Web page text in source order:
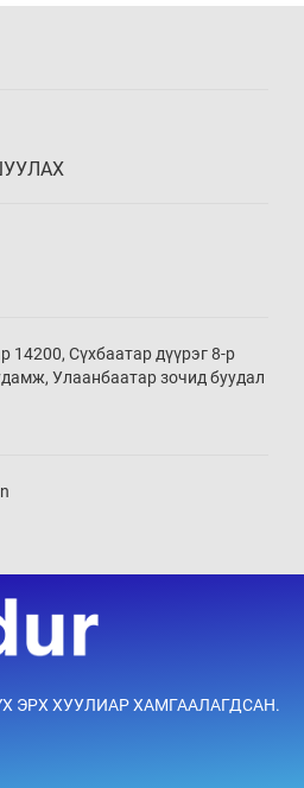
цаг 00 мин
цаг 30 мин
цаг 00 мин
цаг 30 мин
гэв
цаг 00 мин
14200, Сүхбаатар дүүрэг 8-р
Улаанбаатар зочид буудал
ЭРХ ХУУЛИАР ХАМГААЛАГДСАН.